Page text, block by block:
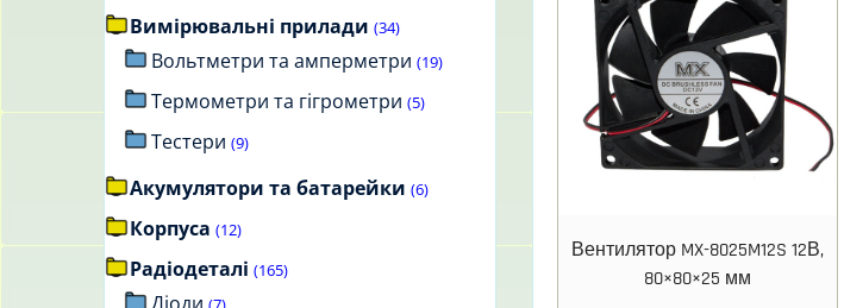
Вентилятор MX-8025M12S 12В,
80×80×25 мм
Вимірювальні прилади (34)
Вольтметри та амперметри (19)
Термометри та гігрометри (5)
Тестери (9)
Акумулятори та батарейки (6)
Корпуса (12)
Радіодеталі (165)